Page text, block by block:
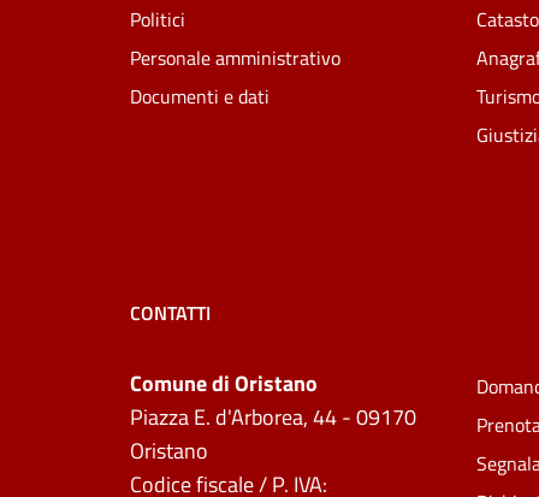
Politici
Personale amministrativo
Documenti e dati
CONTATTI
Comune di Oristano
Piazza E. d'Arborea, 44 - 09170
Oristano
Codice fiscale / P. IVA: